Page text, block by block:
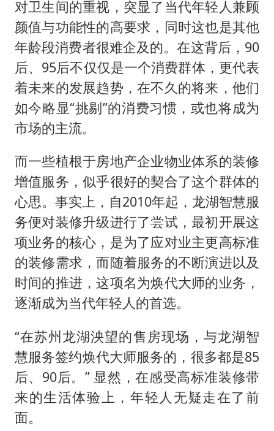
对卫生间的重视，突显了当代年轻人兼顾
颜值与功能性的高要求，同时这也是其他
年龄段消费者很难企及的。在这背后，90
后、95后不仅仅是一个消费群体，更代表
着未来的发展趋势，在不久的将来，他们
如今略显“挑剔”的消费习惯，或也将成为
市场的主流。
而一些植根于房地产企业物业体系的装修
增值服务，似乎很好的契合了这个群体的
心思。事实上，自2010年起，龙湖智慧服
务便对装修升级进行了尝试，最初开展这
项业务的核心，是为了应对业主更高标准
的装修需求，而随着服务的不断演进以及
时间的推进，这项名为焕代大师的业务，
逐渐成为当代年轻人的首选。
“在苏州龙湖泱望的售房现场，与龙湖智
慧服务签约焕代大师服务的，很多都是85
后、90后。” 显然，在感受高标准装修带
来的生活体验上，年轻人无疑走在了前
面。